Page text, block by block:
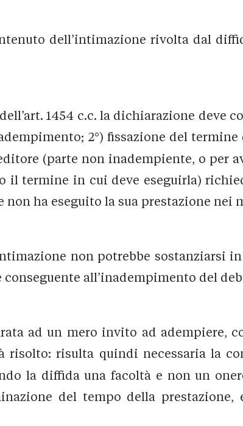
dell’intimazione rivolta dal
1454 c.c. la dichiarazione deve
2°) fissazione del termine
(parte non inadempiente, o per
il termine in cui deve eseguirla)
ha eseguito la sua prestazione
non potrebbe sostanziarsi
all’inadempimento del
ad un mero invito ad adempiere,
risolto: risulta quindi necessaria la
la diffida una facoltà e non un
del tempo della prestazione,